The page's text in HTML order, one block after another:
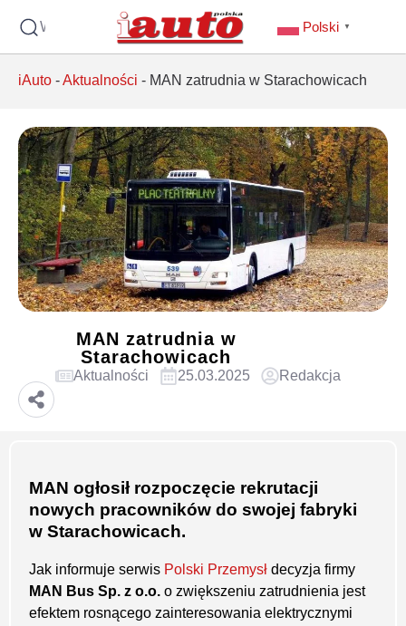
Wyszukaj Polski ▼
iAuto -Aktualności - MAN zatrudnia w Starachowicach
MAN zatrudnia w
Starachowicach
Aktualności 25.03.2025 Redakcja
MAN ogłosił rozpoczęcie rekrutacji
nowych pracowników do swojej fabryki
w Starachowicach.
Jak informuje serwis Polski Przemysł decyzja firmy
MAN Bus Sp. z o.o. o zwiększeniu zatrudnienia jest
efektem rosnącego zainteresowania elektrycznymi